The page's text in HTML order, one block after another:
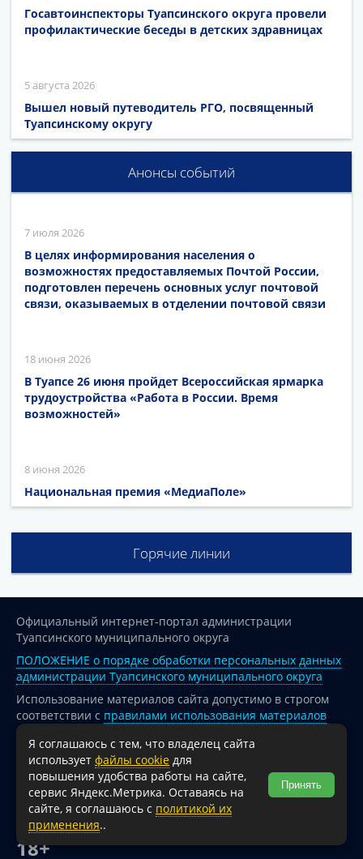
Госавтоинспекторы Туапсинского округа провели
профилактические беседы в детских здравницах
5 августа 2026
Вышел новый путеводитель РГО, посвященный
Туапсинскому округу
Анонсы событий
7 июля 2026
В целях информирования населения о
возможностях предоставляемых Почтой России,
подготовлен перечень основных услуг почтовой
связи, оказываемых в отделении почтовой связи
18 июня 2026
В Туапсе 26 июня пройдет Всероссийская ярмарка
трудоустройства «Работа в России. Время
возможностей»
8 июня 2026
Национальная премия «МедиаПоле»
Горячие линии
Официальный интернет-портал администрации
Туапсинского муниципального округа
ПОЛОЖЕНИЕ о порядке обработки персональных данных
администрации Туапсинского муниципального округа
Использование материалов сайта допустимо в строгом
соответствии с правилами использования материалов
опубликованных на сайте
При перепечатке и использовании информации ссылка
на источник обязательна.
Для сайтов и страниц сети Интернет обязательна
активная гиперссылка на официальный интернет-портал
администрации Туапсинского муниципального округа.
18+
Я соглашаюсь с тем, что владелец сайта
использует файлы cookie для
повышения удобства работы на сайте,
сервис Яндекс.Метрика. Оставаясь на
сайте, я соглашаюсь с политикой их
применения..
Принять